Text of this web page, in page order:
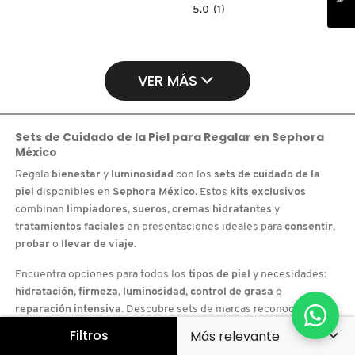
Filtros
5.0
SET
PARA
PIEL)
5.0 (1)
VER MÁS
Sets de Cuidado de la Piel para Regalar en Sephora
México
Regala bienestar y luminosidad con los sets de cuidado de la
piel disponibles en Sephora México. Estos kits exclusivos
combinan limpiadores, sueros, cremas hidratantes y
tratamientos faciales en presentaciones ideales para consentir,
probar o llevar de viaje.
Encuentra opciones para todos los tipos de piel y necesidades:
hidratación, firmeza, luminosidad, control de grasa o
reparación intensiva. Descubre sets de marcas reconocidas